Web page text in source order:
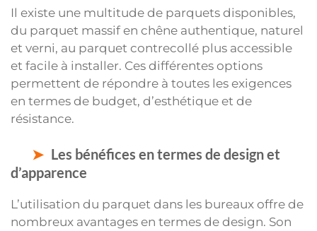
Il existe une multitude de parquets disponibles,
du parquet massif en chêne authentique, naturel
et verni, au parquet contrecollé plus accessible
et facile à installer. Ces différentes options
permettent de répondre à toutes les exigences
en termes de budget, d’esthétique et de
résistance.
Les bénéfices en termes de design et
d’apparence
L’utilisation du parquet dans les bureaux offre de
nombreux avantages en termes de design. Son